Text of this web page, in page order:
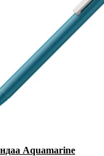
Aquamarine